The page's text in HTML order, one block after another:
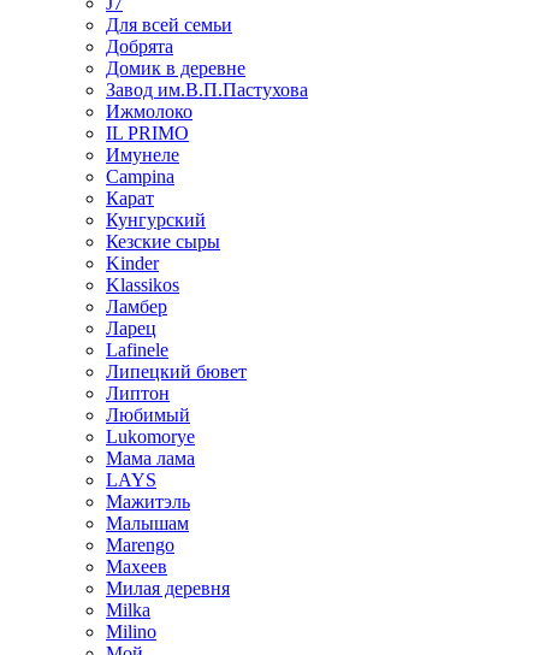
Для всей семьи
Добрята
Домик в деревне
Завод им.В.П.Пастухова
Ижмолоко
IL PRIMO
Имунеле
Campina
Карат
Кунгурский
Кезские сыры
Kinder
Klassikos
Ламбер
Ларец
Lafinele
Липецкий бювет
Липтон
Любимый
Lukomorye
Мама лама
LAYS
Мажитэль
Малышам
Marengo
Махеев
Милая деревня
Milka
Milino